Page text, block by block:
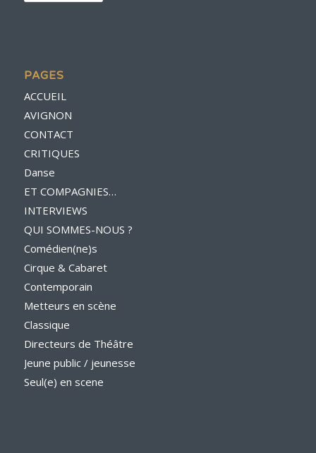
PAGES
ACCUEIL
AVIGNON
CONTACT
CRITIQUES
Danse
ET COMPAGNIES…
INTERVIEWS
QUI SOMMES-NOUS ?
Comédien(ne)s
Cirque & Cabaret
Contemporain
Metteurs en scène
Classique
Directeurs de Théâtre
Jeune public / jeunesse
Seul(e) en scene